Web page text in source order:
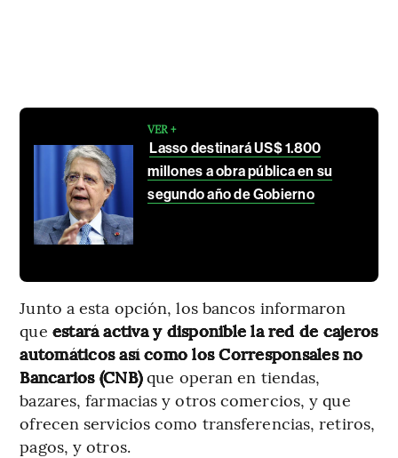
VER +
Lasso destinará US$ 1.800
millones a obra pública en su
segundo año de Gobierno
Junto a esta opción, los bancos informaron
que estará activa y disponible la red de cajeros
automáticos así como los Corresponsales no
Bancarios (CNB)que operan en tiendas,
bazares, farmacias y otros comercios, y que
ofrecen servicios como transferencias, retiros,
pagos, y otros.